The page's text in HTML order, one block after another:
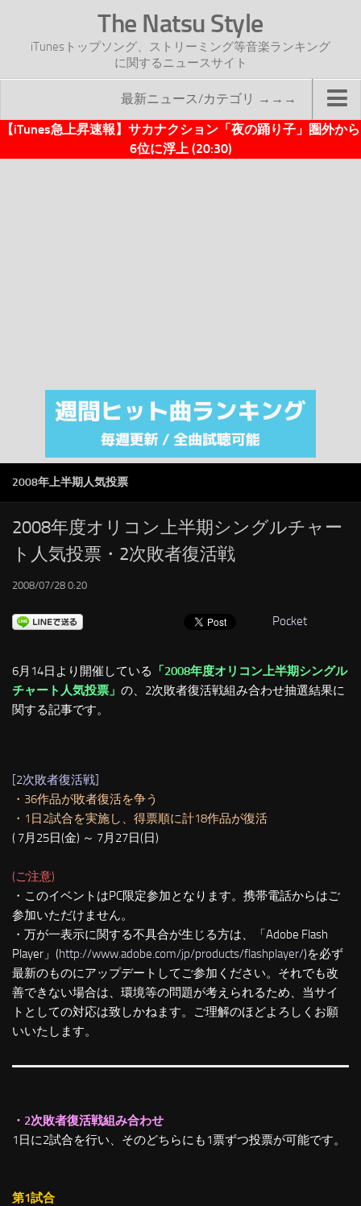
The Natsu Style
iTunesトップソング、ストリーミング等音楽ランキング
に関するニュースサイト
最新ニュース/カテゴリ →→→
TOP
注目カテゴリ
オリジナルiTunes週間トップソング
RSS
LINKS
【iTunes急上昇速報】サカナクション「夜の踊り子」圏外から
6位に浮上 (20:30)
2008年上半期人気投票
2008年度オリコン上半期シングルチャー
ト人気投票・2次敗者復活戦
2008/07/28 0:20
Pocket
6月14日より開催している
「2008年度オリコン上半期シングル
チャート人気投票」 の、2次敗者復活戦組み合わせ抽選結果に
関する記事です。
[2次敗者復活戦]
・36作品が敗者復活を争う
・1日2試合を実施し、 得票順に計18作品が復活
( 7月25日(金) ～ 7月27日(日)
(ご注意)
・このイベントはPC限定参加となります。携帯電話からはご
参加いただけません。
・万が一表示に関する不具合が生じる方は、「Adobe Flash
Player」(http://www.adobe.com/jp/products/flashplayer/)を必ず
最新のものにアップデートしてご参加ください。それでも改
善できない場合は、環境等の問題が考えられるため、当サイ
トとしての対応は致しかねます。ご理解のほどよろしくお願
いいたします。
・2次敗者復活戦組み合わせ
1日に2試合を行い、そのどちらにも1票ずつ投票が可能です。
第1試合